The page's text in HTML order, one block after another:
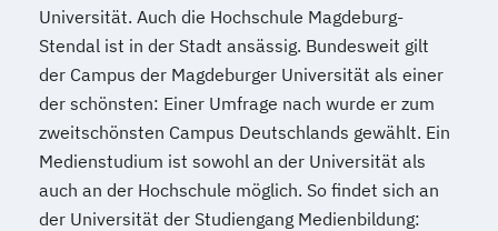
Universität. Auch die Hochschule Magdeburg-
Stendal ist in der Stadt ansässig. Bundesweit gilt
der Campus der Magdeburger Universität als einer
der schönsten: Einer Umfrage nach wurde er zum
zweitschönsten Campus Deutschlands gewählt. Ein
Medienstudium ist sowohl an der Universität als
auch an der Hochschule möglich. So findet sich an
der Universität der Studiengang Medienbildung: